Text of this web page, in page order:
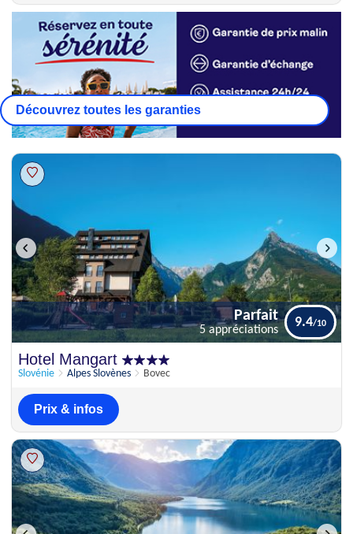
Découvrez toutes les garanties
Hotel Mangart
Slovénie Alpes Slovènes Bovec
Parfait
5 appréciations
9.4
Prix & infos